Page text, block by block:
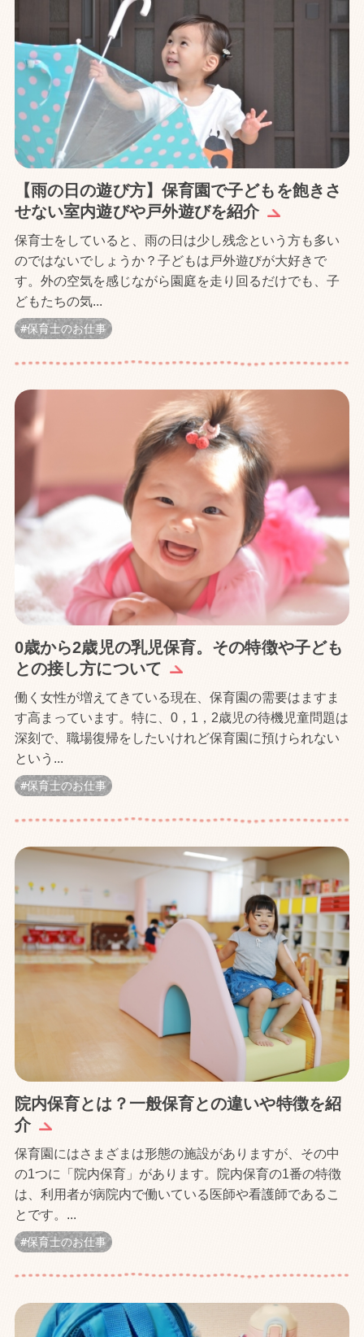
【雨の日の遊び方】保育園で子どもを飽きさ
せない室内遊びや戸外遊びを紹介
保育士をしていると、雨の日は少し残念という方も多い
のではないでしょうか？子どもは戸外遊びが大好きで
す。外の空気を感じながら園庭を走り回るだけでも、子
どもたちの気...
保育士のお仕事
0歳から2歳児の乳児保育。その特徴や子ども
との接し方について
働く女性が増えてきている現在、保育園の需要はますま
す高まっています。特に、0，1，2歳児の待機児童問題は
深刻で、職場復帰をしたいけれど保育園に預けられない
という...
保育士のお仕事
院内保育とは？一般保育との違いや特徴を紹
介
保育園にはさまざまは形態の施設がありますが、その中
の1つに「院内保育」があります。院内保育の1番の特徴
は、利用者が病院内で働いている医師や看護師であるこ
とです。...
保育士のお仕事